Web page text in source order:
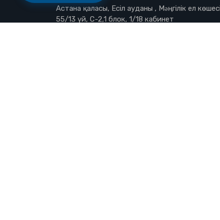
Астана қаласы, Есіл ауданы , Мəңгілік ел
55/13 үй, С-2,1 блок, 1/18 кабинет